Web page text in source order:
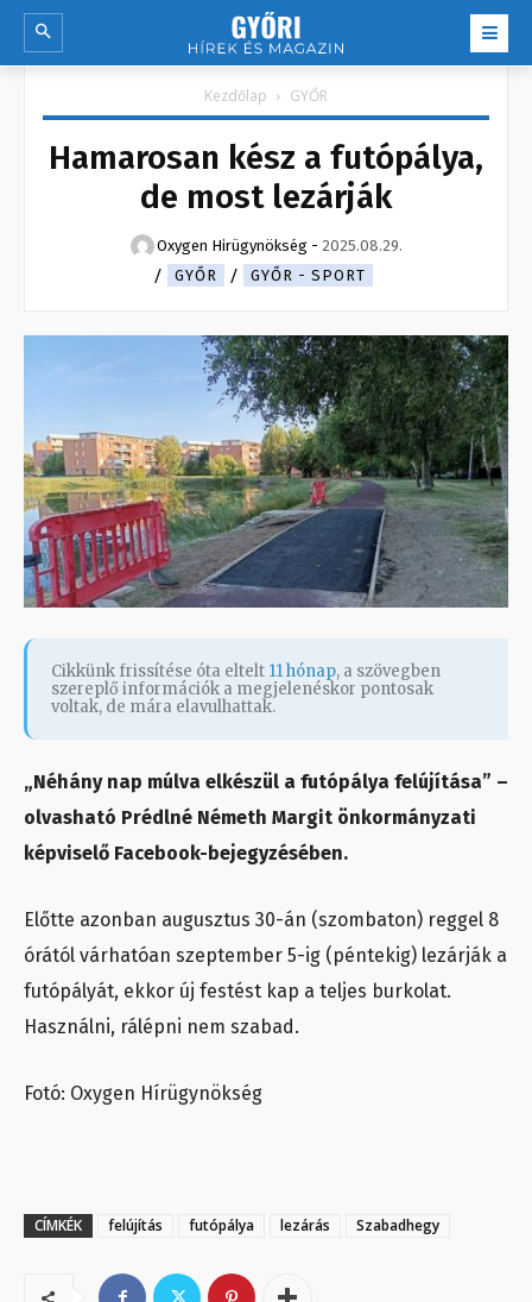
Kezdőlap GYŐR
Hamarosan kész a futópálya,
de most lezárják
Oxygen Hirügynökség - 2025.08.29.
GYŐR
GYŐR - SPORT
Cikkünk frissítése óta eltelt 11 hónap, a szövegben
szereplő információk a megjelenéskor pontosak
voltak, de mára elavulhattak.
„Néhány nap múlva elkészül a futópálya felújítása” –
olvasható Prédlné Németh Margit önkormányzati
képviselő Facebook-bejegyzésében.
Előtte azonban augusztus 30-án (szombaton) reggel 8
órától várhatóan szeptember 5-ig (péntekig) lezárják a
futópályát, ekkor új festést kap a teljes burkolat.
Használni, rálépni nem szabad.
Fotó: Oxygen Hírügynökség
CÍMKÉK felújítás futópálya lezárás Szabadhegy